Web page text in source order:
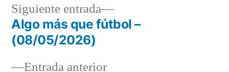
Navegación
Entrada anteriorEntrada
Siguiente entrada
Siguiente
entrada:
Algo más que fútbol –
(08/05/2026)